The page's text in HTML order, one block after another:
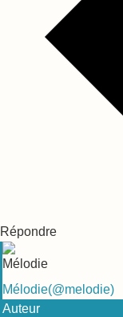
Répondre
Mélodie(@melodie)
Auteur